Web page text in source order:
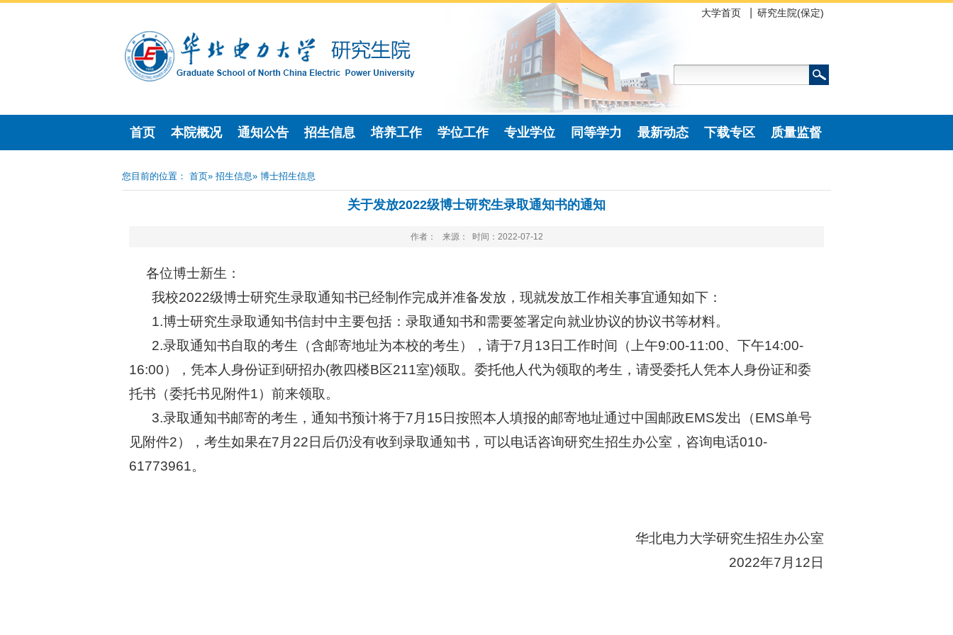
大学首页 研究生院(保定)
首页 本院概况 通知公告 招生信息 培养工作 学位工作 专业学位 同等学力 最新动态 下载专区 质量监督
您目前的位置： 首页» 招生信息» 博士招生信息
关于发放2022级博士研究生录取通知书的通知
作者： 来源： 时间：2022-07-12
各位博士新生：
我校2022级博士研究生录取通知书已经制作完成并准备发放，现就发放工作相关事宜通知如下：
1.博士研究生录取通知书信封中主要包括：录取通知书和需要签署定向就业协议的协议书等材料。
2.录取通知书自取的考生（含邮寄地址为本校的考生），请于7 月 13 日工作时间（上午9:00-11:00、下午14:00-
16:00），凭本人身份证到研招办(教四楼B 区211室)领取。委托他人代为领取的考生，请受委托人凭本人身份证和委
托书（委托书见附件1）前来领取。
3.录取通知书邮寄的考生，通知书预计将于7 月 15 日按照本人填报的邮寄地址通过中国邮政EMS发出（EMS单号
见附件2），考生如果在7 月 22 日后仍没有收到录取通知书，可以电话咨询研究生招生办公室，咨询电话010-
61773961。
华北电力大学研究生招生办公室
2022年7 月 12 日